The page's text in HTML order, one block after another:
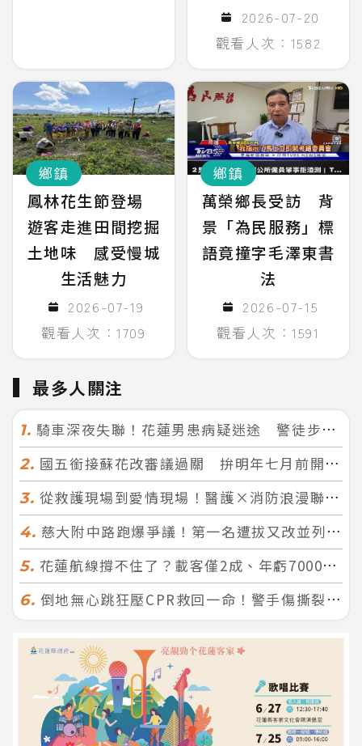
2026-07-20
觀看人次：1582
鄉鎮
鳳林花生節登場
遊客走進田間挖掘
土地味 感受慢城
生活魅力
2026-07-19
觀看人次：1709
鄉鎮
萬榮鄉長受訪 背
景「為民服務」標
語竟撞字毛澤東書
法
2026-07-15
觀看人次：1591
最多人關注
1. 騎車深夜失聯！花蓮男患病疑迷途 警徒步百米急尋救回一命
2. 國五銜接蘇花改審議過關 拚明年七月前開工！台北花蓮2小時生活圈成形
3. 從救護現場到愛情現場！醫護×消防浪漫聯誼 32人配對成功5對
4. 慈大附中路跑爆爭議！第一名遭拔又改並列 家長怒：難以接受
5. 花蓮航線撐不住了？載客僅2成、年虧7000萬 華信喊：真的快飛不下去
6. 倒地無心跳狂壓CPR救回一命！警手傷撕裂仍不放手 竟救到藝人何篤霖哥哥